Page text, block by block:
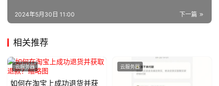
下一篇
2024年5月30日 11:00
相关推荐
云服务器
如何在淘宝上成功退货并获
云服务器